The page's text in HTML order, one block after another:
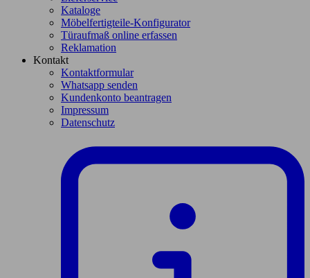
Kataloge
Möbelfertigteile-Konfigurator
Türaufmaß online erfassen
Reklamation
Kontakt
Kontaktformular
Whatsapp senden
Kundenkonto beantragen
Impressum
Datenschutz